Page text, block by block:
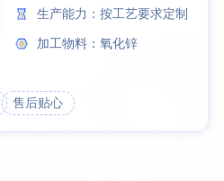
生产能力：按工艺要求定制
加工物料：氧化锌
售后贴心